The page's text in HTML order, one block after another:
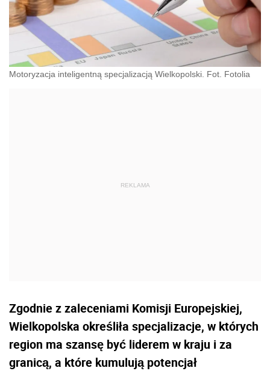
Motoryzacja inteligentną specjalizacją Wielkopolski. Fot. Fotolia
Zgodnie z zaleceniami Komisji Europejskiej,
Wielkopolska określiła specjalizacje, w których
region ma szansę być liderem w kraju i za
granicą, a które kumulują potencjał